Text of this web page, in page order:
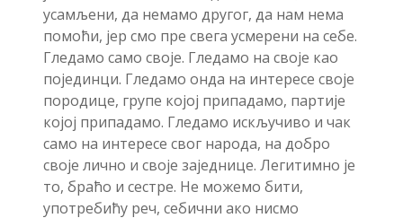
усамљени, да немамо другог, да нам нема
помоћи, јер смо пре свега усмерени на себе.
Гледамо само своје. Гледамо на своје као
појединци. Гледамо онда на интересе своје
породице, групе којој припадамо, партије
којој припадамо. Гледамо искључиво и чак
само на интересе свог народа, на добро
своје лично и своје заједнице. Легитимно је
то, браћо и сестре. Не можемо бити,
употребићу реч, себични ако нисмо